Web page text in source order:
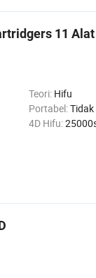
11
Teori: Hifu
Portabel:
4D Hifu: